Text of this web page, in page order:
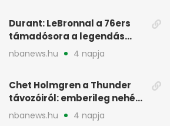
Durant: LeBronnal a 76ers
támadósora a legendás
Warriorsra emlékeztet
nbanews.hu 4 napja
Chet Holmgren a Thunder
távozóiról: emberileg nehéz,
de bízik
nbanews.hu 4 napja